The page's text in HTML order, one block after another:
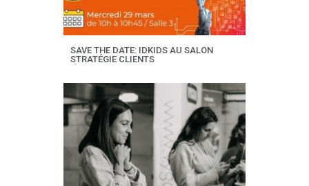
SAVE THE DATE: IDKIDS AU SALON
STRATÉGIE CLIENTS